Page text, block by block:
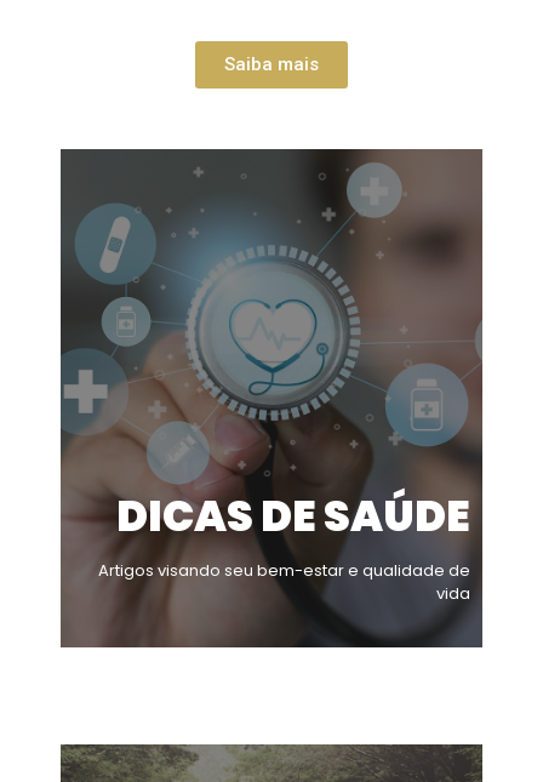
Saiba mais
DICAS DE SAÚDE
Artigos visando seu bem-estar e qualidade de
vida